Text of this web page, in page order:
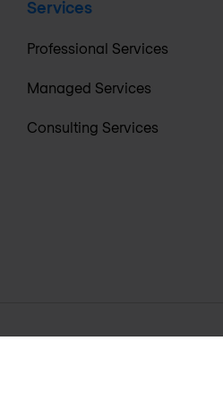
Services
Professional Services
Managed Services
Consulting Services